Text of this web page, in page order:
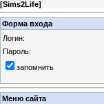
[Sims2Life]
Форма входа
Логин:
Пароль:
запомнить
Меню сайта